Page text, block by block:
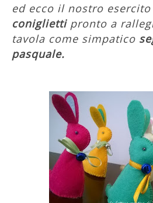
ed ecco il nostro
conigliettipronto a
tavola come simpatico
pasquale.